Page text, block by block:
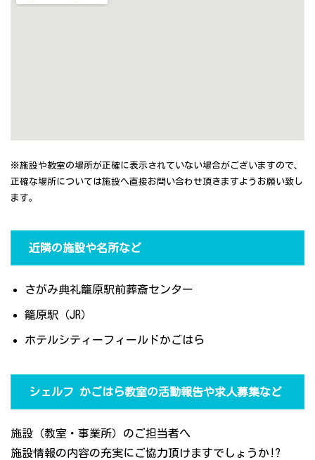
※施設や教室の場所が正確に表示されていない場合がございますので、
正確な場所については施設へ直接お問い合わせ頂きますようお願い致し
ます。
近隣の施設や名所など
さがみ典礼籠原駅前葬斎センター
籠原駅（JR）
ホテルシティーフィールドかごはら
シェルフ かごはら教室の活動報告や求人募集など
施設（教室・事業所）のご担当者へ
施設情報の内容の充実にご協力頂けますでしょうか!?